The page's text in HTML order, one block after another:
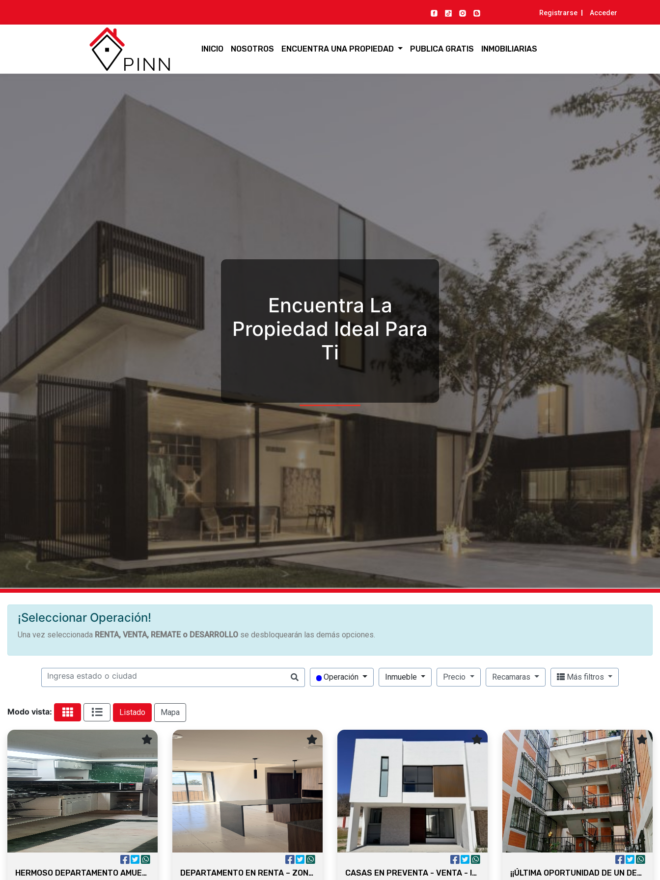
Registrarse Acceder
INICIO NOSOTROS ENCUENTRA UNA PROPIEDAD PUBLICA GRATIS INMOBILIARIAS
Encuentra La
Propiedad Ideal Para
Ti
¡Seleccionar Operación!
Una vez seleccionada RENTA, VENTA, REMATE o DESARROLLO se desbloquearán las demás opciones.
Operación Inmueble Precio Recamaras Más filtros
Modo vista: Listado Mapa
HERMOSO DEPARTAMENTO AMUEBLADO ZONA ANDARES
DEPARTAMENTO EN RENTA – ZONA NACIONES UNIDAS Y ANDARES
CASAS EN PREVENTA - VENTA - INVERSION
¡¡ÚLTIMA OPORTUNIDAD DE UN DEPARTAMENTO PROPIO EN EL CENTRO HISTÓRICO!!